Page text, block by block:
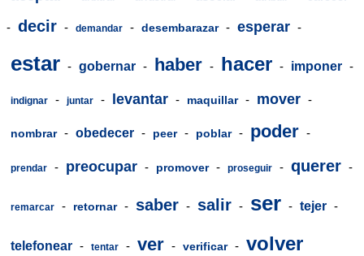
- decir - demandar - desembarazar - esperar -
estar - gobernar - haber - hacer - imponer -
indignar - juntar - levantar - maquillar - mover -
nombrar - obedecer - peer - poblar - poder -
prendar - preocupar - promover - proseguir - querer -
remarcar - retornar - saber - salir - ser - tejer -
telefonear - tentar - ver - verificar - volver